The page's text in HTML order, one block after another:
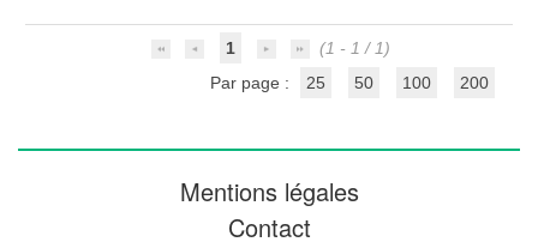
1
(1 - 1 / 1)
Par page :
25 50 100 200
Mentions légales
Contact